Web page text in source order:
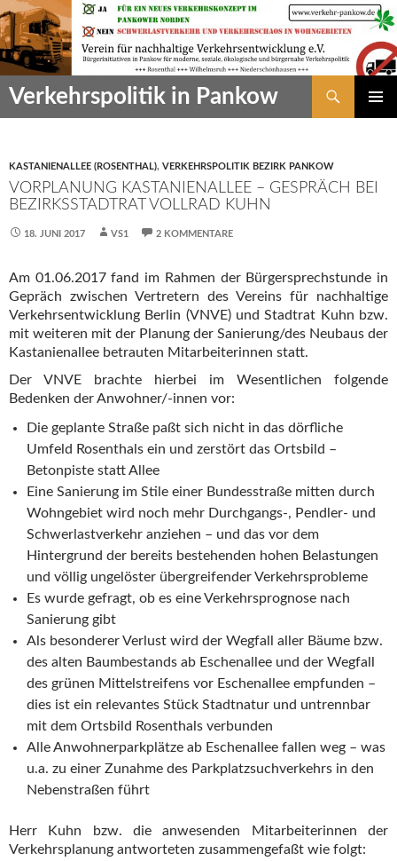
Zum
Inhalt
springen
Verkehrspolitik in Pankow
Suchen
KASTANIENALLEE (ROSENTHAL), VERKEHRSPOLITIK BEZIRK PANKOW
VORPLANUNG KASTANIENALLEE – GESPRÄCH BEI
BEZIRKSSTADTRAT VOLLRAD KUHN
18. JUNI 2017 VS1 2 KOMMENTARE
Am 01.06.2017 fand im Rahmen der Bürgersprechstunde in
Gepräch zwischen Vertretern des Vereins für nachhaltige
Verkehrsentwicklung Berlin (VNVE) und Stadtrat Kuhn bzw.
mit weiteren mit der Planung der Sanierung/des Neubaus der
Kastanienallee betrauten Mitarbeiterinnen statt.
Der VNVE brachte hierbei im Wesentlichen folgende
Bedenken der Anwohner/-innen vor:
Die geplante Straße paßt sich nicht in das dörfliche
Umfeld Rosenthals ein und zerstört das Ortsbild –
Betonpiste statt Allee
Eine Sanierung im Stile einer Bundesstraße mitten durch
Wohngebiet wird noch mehr Durchgangs-, Pendler- und
Schwerlastverkehr anziehen – und das vor dem
Hintergrund der bereits bestehenden hohen Belastungen
und völlig ungelöster übergreifender Verkehrsprobleme
Es wurde gefragt, ob es eine Verkehrsprognose nach
Sanierung gibt
Als besonderer Verlust wird der Wegfall aller Bäume bzw.
des alten Baumbestands ab Eschenallee und der Wegfall
des grünen Mittelstreifens vor Eschenallee empfunden –
dies ist ein relevantes Stück Stadtnatur und untrennbar
mit dem Ortsbild Rosenthals verbunden
Alle Anwohnerparkplätze ab Eschenallee fallen weg – was
u.a. zu einer Zunahme des Parkplatzsuchverkehrs in den
Nebenstraßen führt
Herr Kuhn bzw. die anwesenden Mitarbeiterinnen der
Verkehrsplanung antworteten zusammengefaßt wie folgt: